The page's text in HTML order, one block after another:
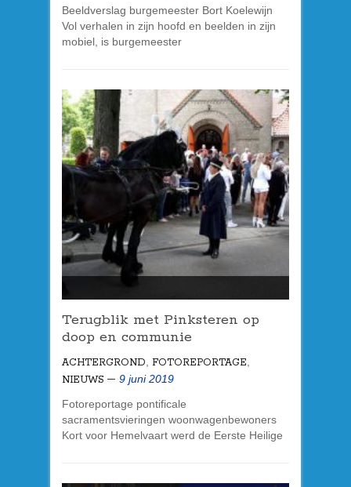
Beeldverslag burgemeester Bort Koelewijn
Vol verhalen in zijn hoofd en beelden in zijn
mobiel, is burgemeester
Terugblik met Pinksteren op
doop en communie
ACHTERGROND FOTOREPORTAGE
NIEUWS
9 juni 2019
Fotoreportage pontificale
sacramentsvieringen woonwagenbewoners
Kort voor Hemelvaart werd de Eerste Heilige